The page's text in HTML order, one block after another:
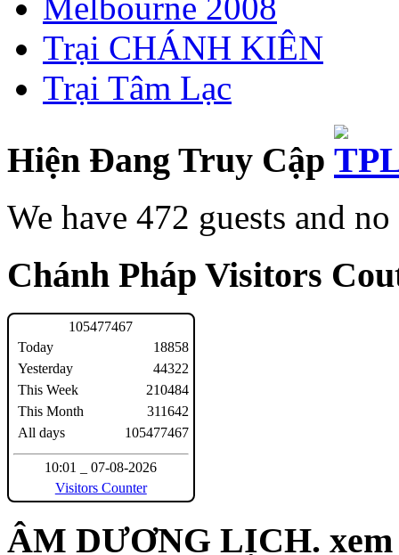
Trại CHÁNH KIÊN
Trại Tâm Lạc
Hiện Đang Truy Cập
We have 472 guests and
Chánh Pháp Visitors
105477467
Today
Yesterday
This Week
This Month
All days
18858
44322
210484
311642
105477467
10:01 _ 07-08-2026
Visitors Counter
ÂM DƯƠNG LỊCH. xem